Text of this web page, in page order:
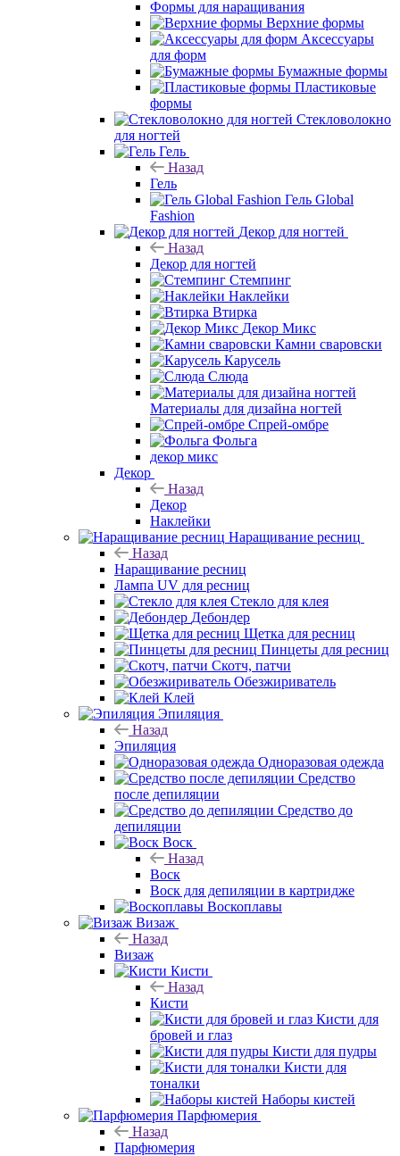
Формы для наращивания
Верхние формы
Аксессуары
для форм
Бумажные формы
Пластиковые
формы
Стекловолокно
для ногтей
Гель
Назад
Гель
Гель Global
Fashion
Декор для ногтей
Назад
Декор для ногтей
Стемпинг
Наклейки
Втирка
Декор Микс
Камни сваровски
Карусель
Слюда
Материалы для дизайна ногтей
Спрей-омбре
Фольга
декор микс
Декор
Назад
Декор
Наклейки
Наращивание ресниц
Назад
Наращивание ресниц
Лампа UV для ресниц
Стекло для клея
Дебондер
Щетка для ресниц
Пинцеты для ресниц
Скотч, патчи
Обезжириватель
Клей
Эпиляция
Назад
Эпиляция
Одноразовая одежда
Средство
после депиляции
Средство до
депиляции
Воск
Назад
Воск
Воск для депиляции в картридже
Воскоплавы
Визаж
Назад
Визаж
Кисти
Назад
Кисти
Кисти для
бровей и глаз
Кисти для пудры
Кисти для
тоналки
Наборы кистей
Парфюмерия
Назад
Парфюмерия